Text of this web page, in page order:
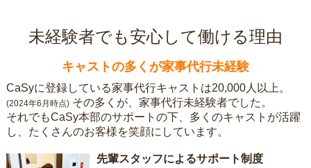
未経験者でも安心して働ける理由
キャストの多くが家事代行未経験
CaSyに登録している家事代行キャストは20,000人以上。
(2024年6月時点) その多くが、家事代行未経験者でした。
それでもCaSy本部のサポートの下、多くのキャストが活躍
し、たくさんのお客様を笑顔にしています。
先輩スタッフによるサポート制度